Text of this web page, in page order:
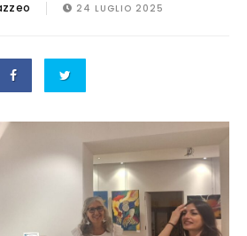
24 LUGLIO 2025